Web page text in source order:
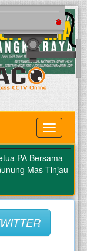
MENU
PA Bersama
Mas Tinjau